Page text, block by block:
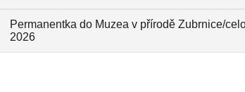
Permanentka do Muzea v přírodě Zubrnice/
2026